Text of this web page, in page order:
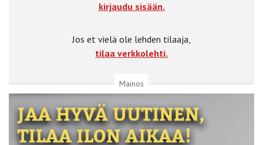
kirjaudu sisään.
Jos et vielä ole lehden tilaaja,
tilaa verkkolehti.
Mainos